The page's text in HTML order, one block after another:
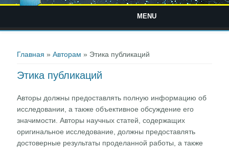
MENU
Главная »Авторам » Этика публикаций
Этика публикаций
Авторы должны предоставлять полную информацию об
исследовании, а также объективное обсуждение его
значимости. Авторы научных статей, содержащих
оригинальное исследование, должны предоставлять
достоверные результаты проделанной работы, а также